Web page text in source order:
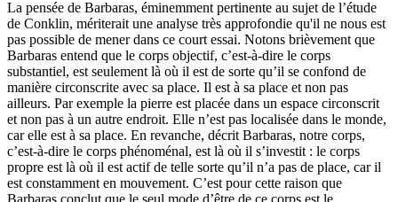
La pensée de Barbaras, éminemment pertinente au sujet de l’étude
de Conklin, mériterait une analyse très approfondie qu'il ne nous est
pas possible de mener dans ce court essai. Notons brièvement que
Barbaras entend que le corps objectif, c’est-à-dire le corps
substantiel, est seulement là où il est de sorte qu’il se confond de
manière circonscrite avec sa place. Il est à sa place et non pas
ailleurs. Par exemple la pierre est placée dans un espace circonscrit
et non pas à un autre endroit. Elle n’est pas localisée dans le monde,
car elle est à sa place. En revanche, décrit Barbaras, notre corps,
c’est-à-dire le corps phénoménal, est là où il s’investit : le corps
propre est là où il est actif de telle sorte qu’il n’a pas de place, car il
est constamment en mouvement. C’est pour cette raison que
Barbaras conclut que le seul mode d’être de ce corps est le